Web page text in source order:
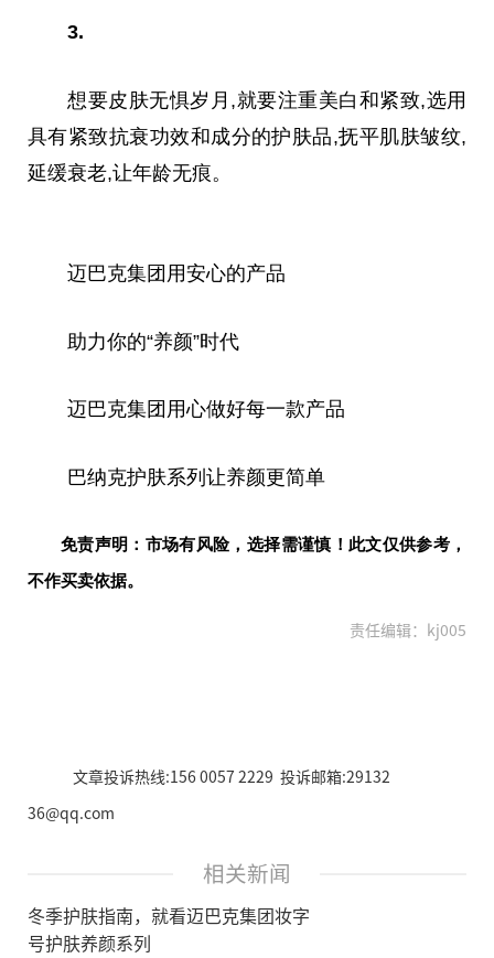
3.
想要皮肤无惧岁月,就要注重美白和紧致,选用
具有紧致抗衰功效和成分的护肤品,抚平肌肤皱纹,
延缓衰老,让年龄无痕。
迈巴克集团用安心的产品
助力你的“养颜”时代
迈巴克集团用心做好每一款产品
巴纳克护肤系列让养颜更简单
免责声明：市场有风险，选择需谨慎！此文仅供参考，
不作买卖依据。
责任编辑：kj005
文章投诉热线:156 0057 2229 投诉邮箱:29132
36@qq.com
相关新闻
冬季护肤指南，就看迈巴克集团妆字
号护肤养颜系列